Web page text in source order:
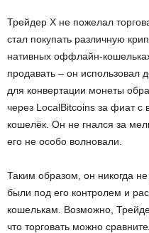
Трейдер X не пожелал
стал покупать различную
нативных оффлайн-
продавать – он использовал
для конвертации монеты
через LocalBitcoins за фиат
кошелёк. Он не гнался за
его не особо волновали.
Таким образом, он никогда не
были под его контролем и
кошелькам. Возможно,
что торговать можно